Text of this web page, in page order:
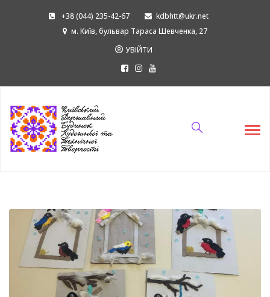
+38 (044) 235-42-67
kdbhtt@ukr.net
м. Київ, бульвар Тараса Шевченка, 27
УВІЙТИ